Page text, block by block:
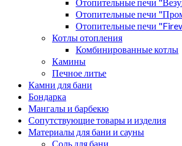
Отопительные печи
Отопительные печи
Котлы отопления
Комбинированные котлы
Камины
Печное литье
Камни для бани
Бондарка
Мангалы и барбекю
Сопутствующие товары и изделия
Материалы для бани и сауны
Соль для бани